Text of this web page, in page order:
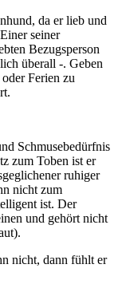
da er lieb und
seiner
Bezugsperson
überall -. Geben
Ferien zu
Schmusebedürfnis
zum Toben ist er
ruhiger
nicht zum
ist. Der
und gehört nicht
nicht, dann fühlt er